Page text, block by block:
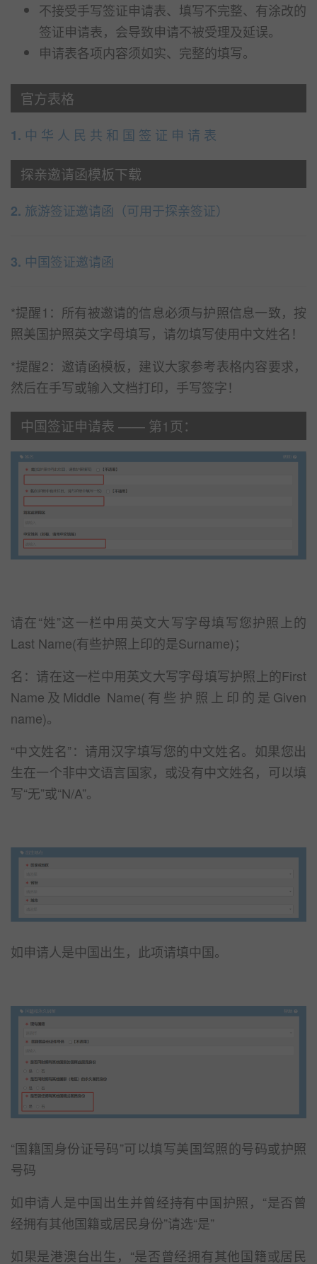
不接受手写签证申请表、填写不完整、有涂改的
签证申请表，会导致申请不被受理及延误。
申请表各项内容须如实、完整的填写。
官方表格
1. 中 华 人 民 共 和 国 签 证 申 请 表
探亲邀请函模板下载
2. 旅游签证邀请函（可用于探亲签证）
3. 中国签证邀请函
*提醒1：所有被邀请的信息必须与护照信息一致，按
照美国护照英文字母填写，请勿填写使用中文姓名！
*提醒2：邀请函模板，建议大家参考表格内容要求，
然后在手写或输入文档打印，手写签字！
中国签证申请表 —— 第1页：
请在“姓”这一栏中用英文大写字母填写您护照上的
Last Name(有些护照上印的是Surname)；
名：请在这一栏中用英文大写字母填写护照上的First
Name及Middle Name(有些护照上印的是Given
name)。
“中文姓名”：请用汉字填写您的中文姓名。如果您出
生在一个非中文语言国家，或没有中文姓名，可以填
写“无”或“N/A”。
如申请人是中国出生，此项请填中国。
“国籍国身份证号码”可以填写美国驾照的号码或护照
号码
如申请人是中国出生并曾经持有中国护照，“是否曾
经拥有其他国籍或居民身份”请选“是”
如果是港澳台出生，“是否曾经拥有其他国籍或居民